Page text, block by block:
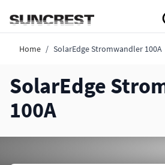
Home / SolarEdge Stromwandler 100A
SolarEdge
100A